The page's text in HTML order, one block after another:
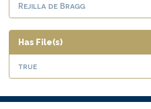
Rejilla de Bragg
Has File(s)
true